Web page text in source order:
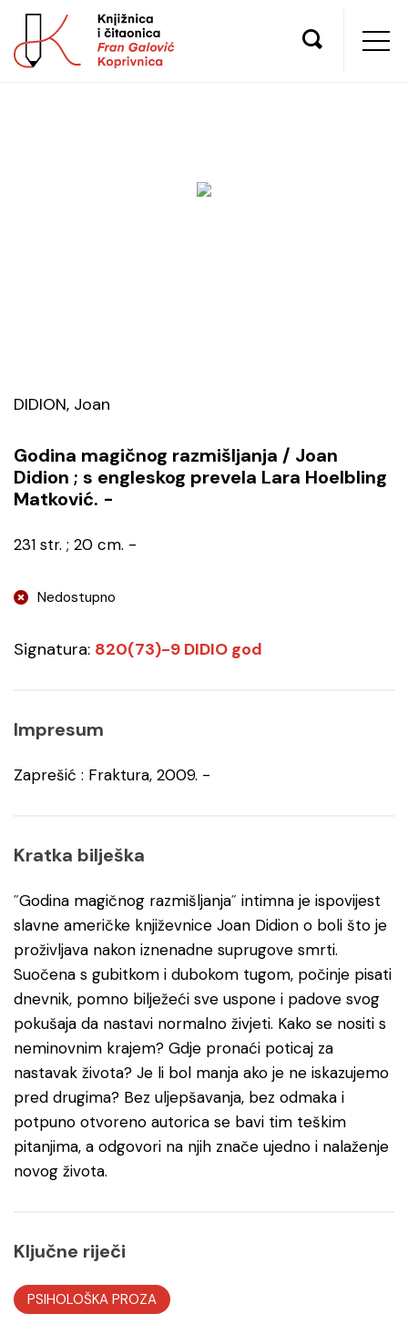
DIDION, Joan
Godina magičnog razmišljanja / Joan
Didion ; s engleskog prevela Lara Hoelbling
Matković. -
231 str. ; 20 cm. -
Nedostupno
Signatura: 820(73)-9 DIDIO god
Impresum
Zaprešić : Fraktura, 2009. -
Kratka bilješka
˝Godina magičnog razmišljanja˝ intimna je ispovijest
slavne američke književnice Joan Didion o boli što je
proživljava nakon iznenadne suprugove smrti.
Suočena s gubitkom i dubokom tugom, počinje pisati
dnevnik, pomno bilježeći sve uspone i padove svog
pokušaja da nastavi normalno živjeti. Kako se nositi s
neminovnim krajem? Gdje pronaći poticaj za
nastavak života? Je li bol manja ako je ne iskazujemo
pred drugima? Bez uljepšavanja, bez odmaka i
potpuno otvoreno autorica se bavi tim teškim
pitanjima, a odgovori na njih znače ujedno i nalaženje
novog života.
Ključne riječi
PSIHOLOŠKA PROZA